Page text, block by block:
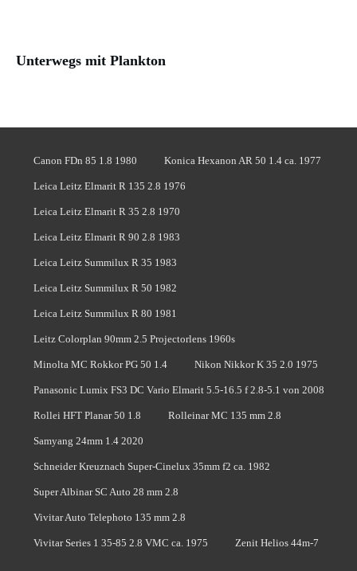
Unterwegs mit Plankton
Canon FDn 85 1.8 1980 Konica Hexanon AR 50 1.4 ca. 1977
Leica Leitz Elmarit R 135 2.8 1976
Leica Leitz Elmarit R 35 2.8 1970
Leica Leitz Elmarit R 90 2.8 1983
Leica Leitz Summilux R 35 1983
Leica Leitz Summilux R 50 1982
Leica Leitz Summilux R 80 1981
Leitz Colorplan 90mm 2.5 Projectorlens 1960s
Minolta MC Rokkor PG 50 1.4 Nikon Nikkor K 35 2.0 1975
Panasonic Lumix FS3 DC Vario Elmarit 5.5-16.5 f 2.8-5.1 von 2008
Rollei HFT Planar 50 1.8 Rolleinar MC 135 mm 2.8
Samyang 24mm 1.4 2020
Schneider Kreuznach Super-Cinelux 35mm f2 ca. 1982
Super Albinar SC Auto 28 mm 2.8
Vivitar Auto Telephoto 135 mm 2.8
Vivitar Series 1 35-85 2.8 VMC ca. 1975 Zenit Helios 44m-7